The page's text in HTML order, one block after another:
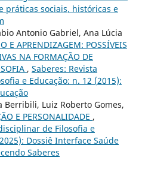
práticas sociais, históricas e
Antonio Gabriel, Ana Lúcia
E APRENDIZAGEM: POSSÍVEIS
NA FORMAÇÃO DE
, Saberes: Revista
e Educação: n. 12 (2015):
Berribili, Luiz Roberto Gomes,
E PERSONALIDADE ,
de Filosofia e
Dossiê Interface Saúde
Saberes